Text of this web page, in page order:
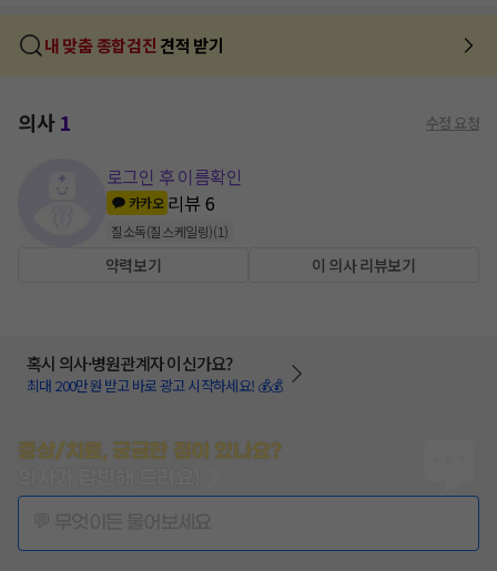
내 맞춤 종합검진 견적 받기
의사1 수정 요청
로그인 후 이름확인
카카오 리뷰6
질소독(질스케일링)(1)
약력보기 이 의사 리뷰보기
혹시 의사·병원관계자 이신가요?
최대 200만원 받고 바로 광고 시작하세요! 💰💰
증상/치료, 궁금한 점이 있나요?